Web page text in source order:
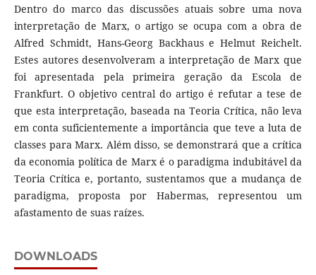
Dentro do marco das discussões atuais sobre uma nova
interpretação de Marx, o artigo se ocupa com a obra de
Alfred Schmidt, Hans-Georg Backhaus e Helmut Reichelt.
Estes autores desenvolveram a interpretação de Marx que
foi apresentada pela primeira geração da Escola de
Frankfurt. O objetivo central do artigo é refutar a tese de
que esta interpretação, baseada na Teoria Crítica, não leva
em conta suficientemente a importância que teve a luta de
classes para Marx. Além disso, se demonstrará que a crítica
da economia política de Marx é o paradigma indubitável da
Teoria Crítica e, portanto, sustentamos que a mudança de
paradigma, proposta por Habermas, representou um
afastamento de suas raízes.
DOWNLOADS